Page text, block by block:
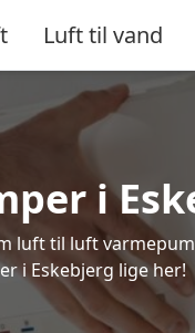
Luft til vand
i
luft til luft
i Eskebjerg lige her!